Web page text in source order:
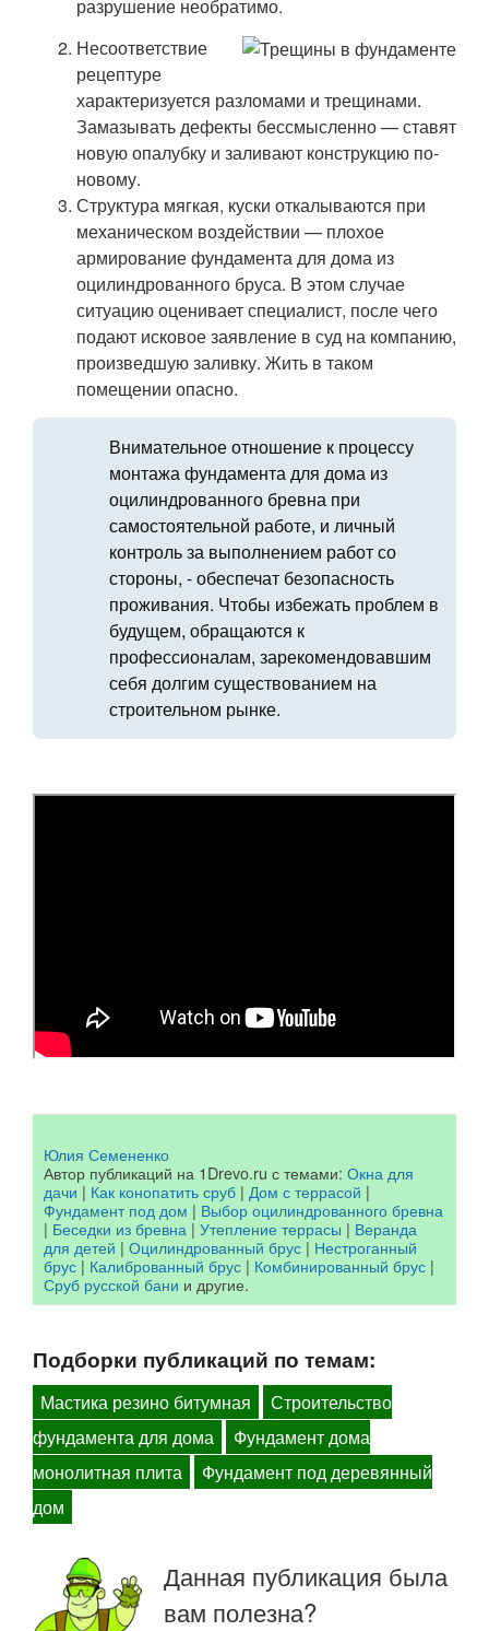
разрушение необратимо.
Несоответствие
рецептуре
характеризуется разломами и трещинами.
Замазывать дефекты бессмысленно — ставят
новую опалубку и заливают конструкцию по-
новому.
Структура мягкая, куски откалываются при
механическом воздействии — плохое
армирование фундамента для дома из
оцилиндрованного бруса. В этом случае
ситуацию оценивает специалист, после чего
подают исковое заявление в суд на компанию,
произведшую заливку. Жить в таком
помещении опасно.
Внимательное отношение к процессу
монтажа фундамента для дома из
оцилиндрованного бревна при
самостоятельной работе, и личный
контроль за выполнением работ со
стороны, - обеспечат безопасность
проживания. Чтобы избежать проблем в
будущем, обращаются к
профессионалам, зарекомендовавшим
себя долгим существованием на
строительном рынке.
Юлия Семененко
Автор публикаций на 1Drevo.ru с темами: Окна для
дачи | Как конопатить сруб | Дом с террасой |
Фундамент под дом | Выбор оцилиндрованного бревна
| Беседки из бревна | Утепление террасы | Веранда
для детей | Оцилиндрованный брус | Нестроганный
брус | Калиброванный брус | Комбинированный брус |
Сруб русской бани и другие.
Подборки публикаций по темам:
Мастика резино битумная
Строительство
фундамента для дома
Фундамент дома
монолитная плита
Фундамент под деревянный
дом
Данная публикация была
вам полезна?